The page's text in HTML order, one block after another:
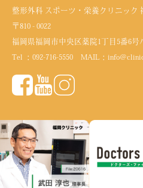
整形外科 スポーツ・栄養クリニック
〒810 - 0022
福岡県福岡市中央区薬院1丁目5番6号
Tel ： 092-716-5550MAIL：